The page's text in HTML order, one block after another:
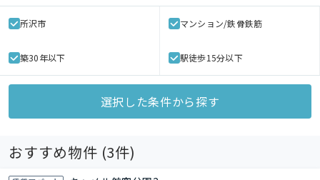
所沢市 マンション/鉄骨鉄筋
築30年以下 駅徒歩15分以下
選択した条件から探す
おすすめ物件 (3件)